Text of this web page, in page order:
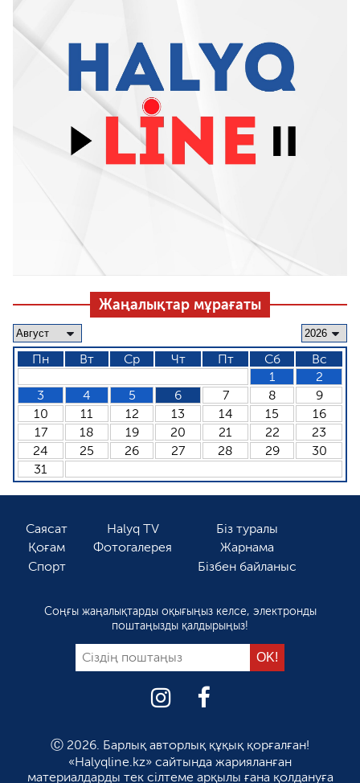
Жаңалықтар мұрағаты
Пн Вт Ср Чт Пт Сб
Вс
1
2
3
4 5 6 7 8
9
10
11 12 13 14 15
16
17
18 19 20 21 22
23
24
25 26 27 28 29
30
31
Саясат
Қоғам
Спорт
Halyq TV
Фотогалерея
Біз туралы
Жарнама
Бізбен байланыс
Соңғы жаңалықтарды оқығыңыз келсе, электронды
поштаңызды қалдырыңыз!
Ⓒ 2026. Барлық авторлық құқық қорғалған!
«Halyqline.kz» сайтында жарияланған
материалдарды тек сілтеме арқылы ғана қолдануға